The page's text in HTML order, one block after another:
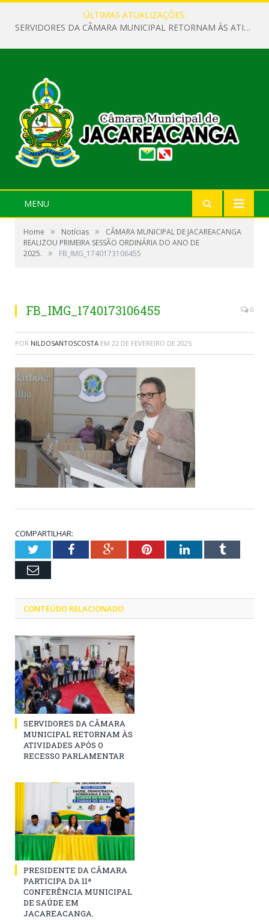
ÚLTIMAS ATUALIZAÇÕES:
SERVIDORES DA CÂMARA MUNICIPAL RETORNAM ÀS ATIVIDADES APÓS O RECESSO PARLAMENTAR
MENU
Home » Notícias »
CÂMARA MUNICIPAL DE JACAREACANGA
REALIZOU PRIMEIRA SESSÃO ORDINÁRIA DO ANO DE
2025.
» FB_IMG_1740173106455
FB_IMG_1740173106455 0
POR NILDOSANTOSCOSTA EM 22 DE FEVEREIRO DE 2025
COMPARTILHAR:
TwitterFacebookGoogle+PinterestLinkedInTumblr
Email
CONTEÚDO RELACIONADO
SERVIDORES DA CÂMARA
MUNICIPAL RETORNAM ÀS
ATIVIDADES APÓS O
RECESSO PARLAMENTAR
PRESIDENTE DA CÂMARA
PARTICIPA DA 11ª
CONFERÊNCIA MUNICIPAL
DE SAÚDE EM
JACAREACANGA.